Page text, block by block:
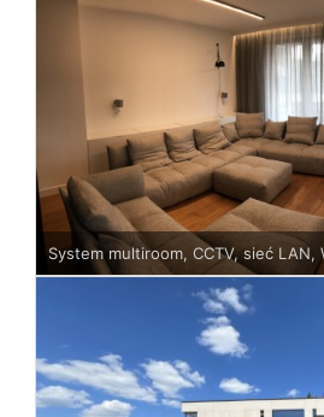
System multiroom, CCTV, sieć LAN,